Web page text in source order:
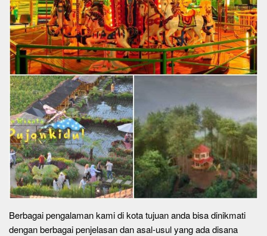
Berbagai pengalaman kami di kota tujuan anda bisa dinikmati
dengan berbagai penjelasan dan asal-usul yang ada disana